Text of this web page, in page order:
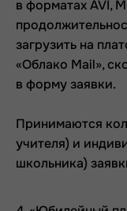
в форматах AVI,
загрузить на
«Облако Mail»,
в форму заявки.
Принимаются
учителя) и
школьника)